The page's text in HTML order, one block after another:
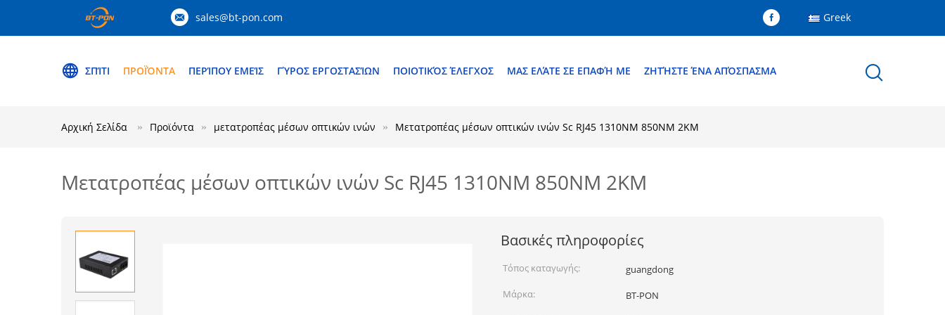
sales@bt-pon.com Greek
ΣΠΊΤΙ ΠΡΟΪΌΝΤΑ ΠΕΡΊΠΟΥ ΕΜΕΊΣ ΓΎΡΟΣ ΕΡΓΟΣΤΑΣΊΩΝ ΠΟΙΟΤΙΚΌΣ ΈΛΕΓΧΟΣ ΜΑΣ ΕΛΆΤΕ ΣΕ ΕΠΑΦΉ ΜΕ ΖΗΤΉΣΤΕ ΈΝΑ ΑΠΌΣΠΑΣΜΑ
Αρχική Σελίδα Προϊόντα μετατροπέας μέσων οπτικών ινών Μετατροπέας μέσων οπτικών ινών Sc RJ45 1310NM 850NM 2KM
Μετατροπέας μέσων οπτικών ινών Sc RJ45 1310NM 850NM 2KM
Βασικές πληροφορίες
Τόπος καταγωγής:
guangdong
Μάρκα:
BT-PON